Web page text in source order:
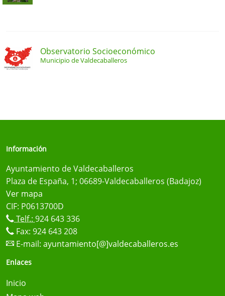
Observatorio Socioeconómico
Municipio de Valdecaballeros
Información
Ayuntamiento de Valdecaballeros
Plaza de España, 1; 06689-Valdecaballeros (Badajoz)
Ver mapa
CIF: P0613700D
Telf.: 924 643 336
Fax: 924 643 208
E-mail: ayuntamiento[@]valdecaballeros.es
Enlaces
Inicio